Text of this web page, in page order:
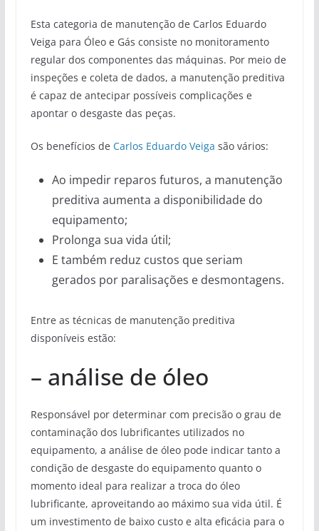
Esta categoria de manutenção de Carlos Eduardo
Veiga para Óleo e Gás consiste no monitoramento
regular dos componentes das máquinas. Por meio de
inspeções e coleta de dados, a manutenção preditiva
é capaz de antecipar possíveis complicações e
apontar o desgaste das peças.
Os benefícios de Carlos Eduardo Veiga são vários:
Ao impedir reparos futuros, a manutenção
preditiva aumenta a disponibilidade do
equipamento;
Prolonga sua vida útil;
E também reduz custos que seriam
gerados por paralisações e desmontagens.
Entre as técnicas de manutenção preditiva
disponíveis estão:
– análise de óleo
Responsável por determinar com precisão o grau de
contaminação dos lubrificantes utilizados no
equipamento, a análise de óleo pode indicar tanto a
condição de desgaste do equipamento quanto o
momento ideal para realizar a troca do óleo
lubrificante, aproveitando ao máximo sua vida útil. É
um investimento de baixo custo e alta eficácia para o